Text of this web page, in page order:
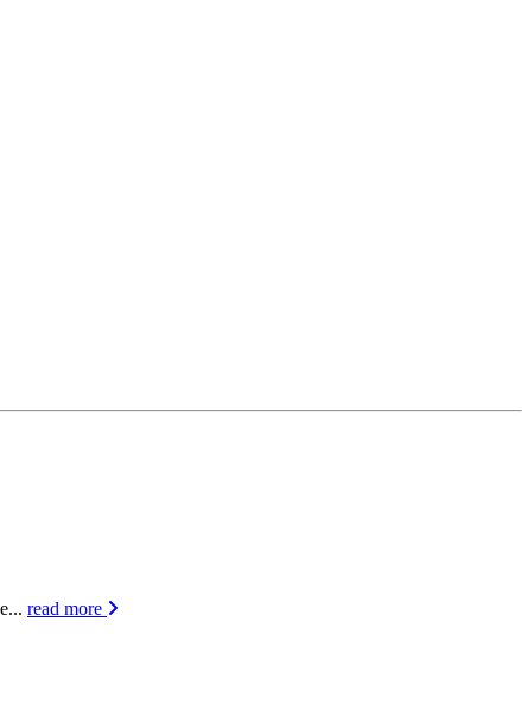
read more